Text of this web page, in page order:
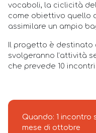
vocaboli, la ciclicità
come obiettivo quello
assimilare un ampio
Il progetto è destinato
svolgeranno l’attività
che prevede 10
Quando: 1
mese di ottobre